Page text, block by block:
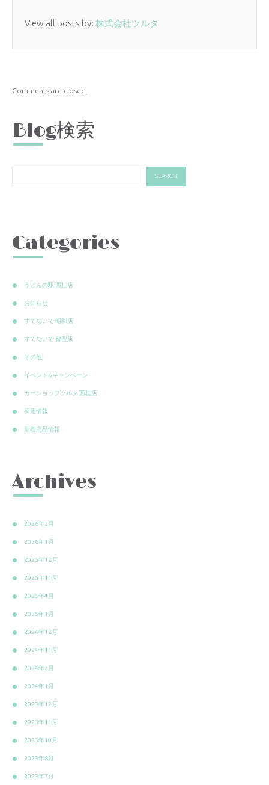
View all posts by: 株式会社ツルタ
Comments are closed.
Blog検索
Categories
うどんの駅 西桂店
お知らせ
すてないで 昭和店
すてないで 都留店
その他
イベント&キャンペーン
カーショップツルタ 西桂店
採用情報
新着商品情報
Archives
2026年2月
2026年1月
2025年12月
2025年11月
2025年4月
2025年1月
2024年12月
2024年11月
2024年2月
2024年1月
2023年12月
2023年11月
2023年10月
2023年8月
2023年7月